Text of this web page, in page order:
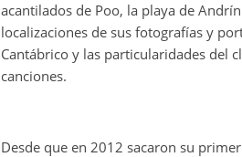
acantilados de Poo, la playa de
localizaciones de sus fotografías y
Cantábrico y las particularidades del
canciones.
Desde que en 2012 sacaron su